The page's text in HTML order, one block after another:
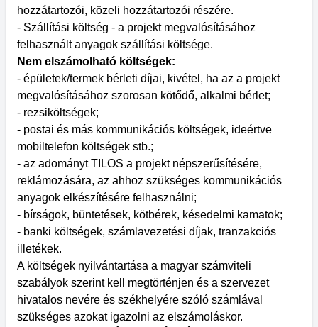
hozzátartozói, közeli hozzátartozói részére.
- Szállítási költség - a projekt megvalósításához
felhasznált anyagok szállítási költsége.
Nem elszámolható költségek:
- épületek/termek bérleti díjai, kivétel, ha az a projekt
megvalósításához szorosan kötődő, alkalmi bérlet;
- rezsiköltségek;
- postai és más kommunikációs költségek, ideértve
mobiltelefon költségek stb.;
- az adományt TILOS a projekt népszerűsítésére,
reklámozására, az ahhoz szükséges kommunikációs
anyagok elkészítésére felhasználni;
- bírságok, büntetések, kötbérek, késedelmi kamatok;
- banki költségek, számlavezetési díjak, tranzakciós
illetékek.
A költségek nyilvántartása a magyar számviteli
szabályok szerint kell megtörténjen és a szervezet
hivatalos nevére és székhelyére szóló számlával
szükséges azokat igazolni az elszámoláskor.